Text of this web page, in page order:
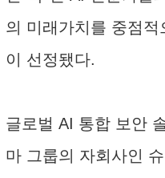
의 미래가치를 중점
이 선정됐다.
글로벌 AI 통합 보안
마 그룹의 자회사인